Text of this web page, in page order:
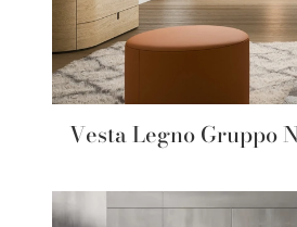
Vesta Legno Gruppo